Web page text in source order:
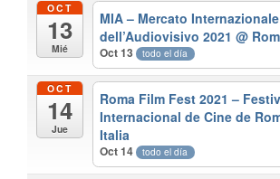
OCT
13
Mié
MIA – Mercato Internazionale
dell’Audiovisivo 2021@
Oct 13 todo el día
OCT
14
Jue
Roma Film Fest 2021 –
Internacional de Cine de
Italia
Oct 14 todo el día